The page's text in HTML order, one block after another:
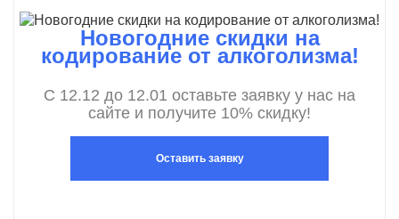
Новогодние скидки на
кодирование от алкоголизма!
С 12.12 до 12.01 оставьте заявку у нас на
сайте и получите 10% скидку!
Оставить заявку